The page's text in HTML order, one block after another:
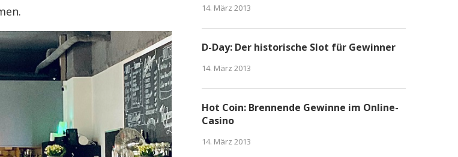
14. März 2013
D-Day: Der historische Slot für Gewinner
14. März 2013
Hot Coin: Brennende Gewinne im Online-
Casino
14. März 2013